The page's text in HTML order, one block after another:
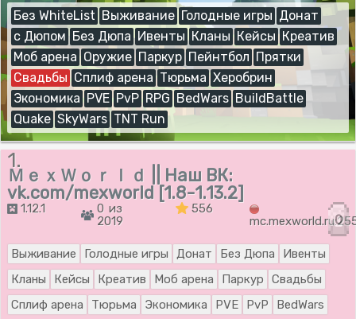
Без WhiteList Выживание Голодные игры Донат
с Дюпом Без Дюпа Ивенты Кланы Кейсы Креатив
Моб арена Оружие Паркур Пейнтбол Прятки
Свадьбы Сплиф арена Тюрьма Херобрин
Экономика PVE PvP RPG BedWars BuildBattle
Quake SkyWars TNT Run
1.
ＭｅｘＷｏｒｌｄ || Наш ВК:
vk.com/mexworld [1.8-1.13.2]
1.12.1
0 из
2019
556
0
Выживание Голодные игры Донат Без Дюпа
Ивенты
Кланы
Кейсы Креатив Моб арена Паркур
Свадьбы
Сплиф арена
Тюрьма Экономика PVE PvP
BedWars